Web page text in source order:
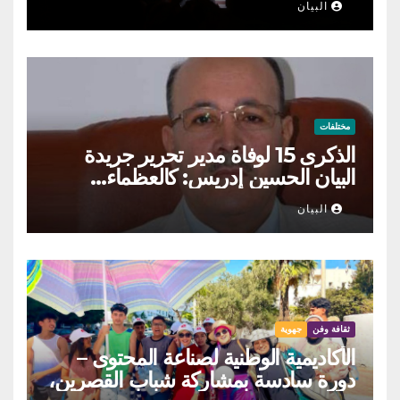
البيان
مختلفات
الذكرى 15 لوفاة مدير تحرير جريدة
البيان الحسين إدريس: كالعظماء…
عاش شامخا ورحل واقفا
البيان
ثقافة وفن جهوية
الأكاديمية الوطنية لصناعة المحتوى –
دورة سادسة بمشاركة شباب القصرين،